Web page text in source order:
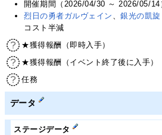
開催期間（2026/04/30 ～ 2026/05/14
烈日の勇者ガルヴェイン
、銀光の凱
コスト半減
★獲得報酬（即時入手）
★獲得報酬（イベント終了後に入手）
任務
データ
ステージデータ